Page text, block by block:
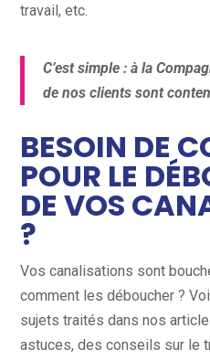
travail, etc.
C’est simple : à la
de nos clients sont
BESOIN DE
POUR LE
DE VOS
?
Vos canalisations sont
comment les déboucher ?
sujets traités dans nos
astuces, des conseils sur le